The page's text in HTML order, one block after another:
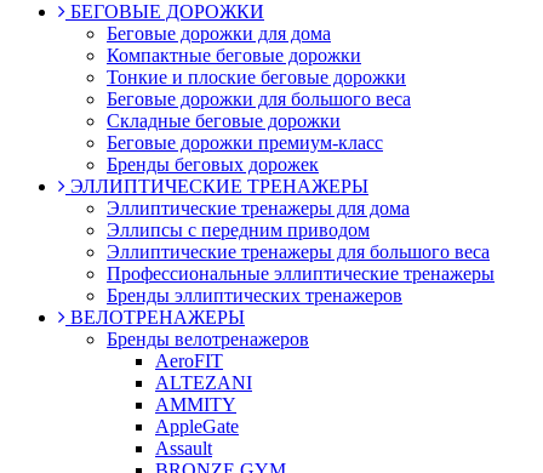
БЕГОВЫЕ ДОРОЖКИ
Беговые дорожки для дома
Компактные беговые дорожки
Тонкие и плоские беговые дорожки
Беговые дорожки для большого веса
Складные беговые дорожки
Беговые дорожки премиум-класс
Бренды беговых дорожек
ЭЛЛИПТИЧЕСКИЕ ТРЕНАЖЕРЫ
Эллиптические тренажеры для дома
Эллипсы с передним приводом
Эллиптические тренажеры для большого веса
Профессиональные эллиптические тренажеры
Бренды эллиптических тренажеров
ВЕЛОТРЕНАЖЕРЫ
Бренды велотренажеров
AeroFIT
ALTEZANI
AMMITY
AppleGate
Assault